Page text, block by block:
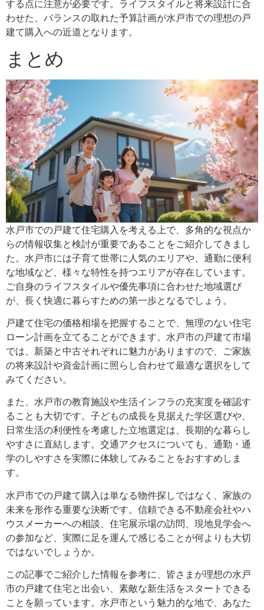
する点に注意が必要です。ライフスタイルと将来設計に合
わせた、バランスの取れた予算計画が水戸市での理想の戸
建て購入への近道となります。
まとめ
水戸市での戸建て住宅購入を考える上で、多角的な視点か
らの情報収集と検討が重要であることをご紹介してきまし
た。水戸市には子育て世帯に人気のエリアや、通勤に便利
な地域など、様々な特性を持つエリアが存在しています。
ご自身のライフスタイルや優先事項に合わせた地域選び
が、長く快適に暮らすための第一歩となるでしょう。
戸建て住宅の価格相場を把握することで、無理のない住宅
ローン計画を立てることができます。水戸市の戸建て市場
では、新築と中古それぞれに魅力がありますので、ご家族
の将来設計や資金計画に照らし合わせて最適な選択をして
みてください。
また、水戸市の教育施設や生活インフラの充実度を確認す
ることも大切です。子どもの成長を見据えた学区選びや、
日常生活の利便性を考慮した立地選定は、長期的な暮らし
やすさに直結します。交通アクセスについても、通勤・通
学のしやすさを実際に体験してみることをおすすめしま
す。
水戸市での戸建て購入は単なる物件探しではなく、家族の
未来を形作る重要な決断です。信頼できる不動産会社やハ
ウスメーカーへの相談、住宅展示場の訪問、現地見学会へ
の参加など、実際に足を運んで感じることが何よりも大切
ではないでしょうか。
この記事でご紹介した情報を参考に、皆さまが理想の水戸
市の戸建て住宅と出会い、素敵な新生活をスタートできる
ことを願っています。水戸市という魅力的な地で、あなた